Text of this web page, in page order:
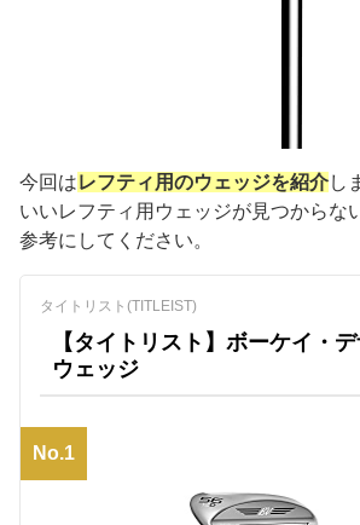
今回はレフティ用のウェッジを紹介し
いいレフティ用ウェッジが見つからな
参考にしてください。
タイトリスト(TITLEIST)
【タイトリスト】ボーケイ・
ウェッジ
No.1